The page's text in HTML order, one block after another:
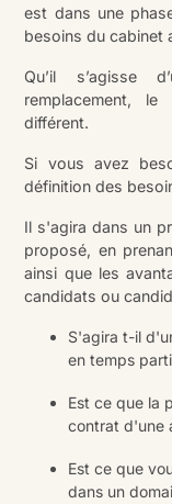
est dans une
besoins du cabinet
Qu’il s’agisse
remplacement,
différent.
Si vous avez
définition des
Il s'agira dans un
proposé, en
ainsi que les
candidats ou
S'agira t-il
en temps
Est ce que la
contrat d'une
Est ce que
dans un